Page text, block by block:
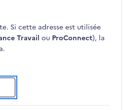
Si cette adresse est utilisée
Travail ou ProConnect), la